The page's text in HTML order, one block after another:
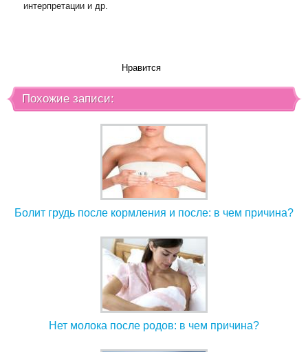
интерпретации и др.
Нравится
Похожие записи:
Болит грудь после кормления и после: в чем причина?
Нет молока после родов: в чем причина?